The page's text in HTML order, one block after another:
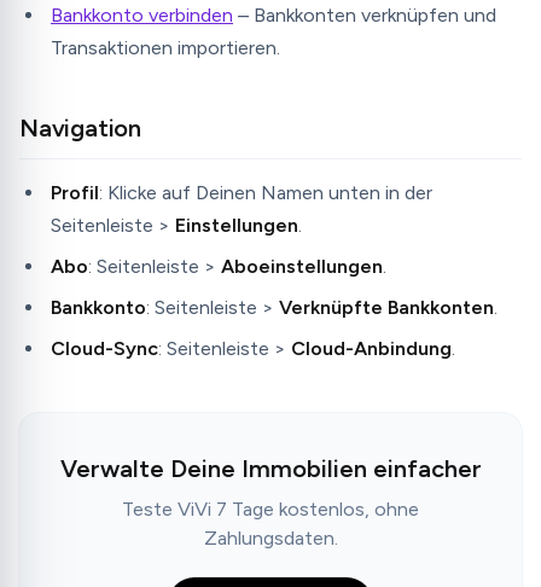
Bankkonto verbinden – Bankkonten verknüpfen und
Transaktionen importieren.
Navigation
Profil: Klicke auf Deinen Namen unten in der
Seitenleiste > Einstellungen.
Abo: Seitenleiste > Aboeinstellungen.
Bankkonto: Seitenleiste > Verknüpfte Bankkonten.
Cloud-Sync: Seitenleiste > Cloud-Anbindung.
Verwalte Deine Immobilien einfacher
Teste ViVi 7 Tage kostenlos, ohne
Zahlungsdaten.